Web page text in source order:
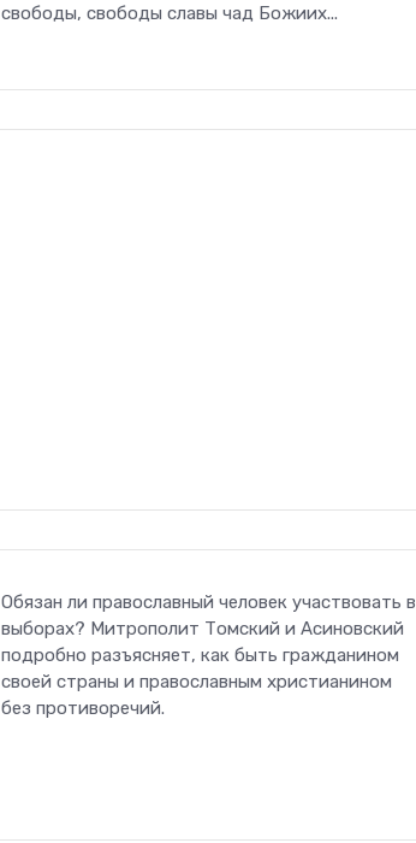
свободы, свободы славы чад Божиих...
Обязан ли православный человек участвовать в
выборах? Митрополит Томский и Асиновский
подробно разъясняет, как быть гражданином
своей страны и православным христианином
без противоречий.